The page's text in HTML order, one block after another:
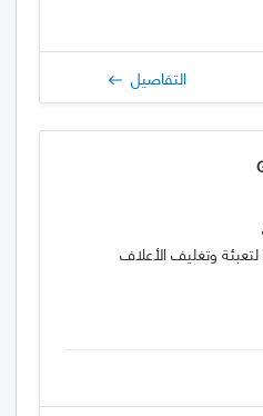
التفاصيل
لتعبئة وتغليف الأعلاف